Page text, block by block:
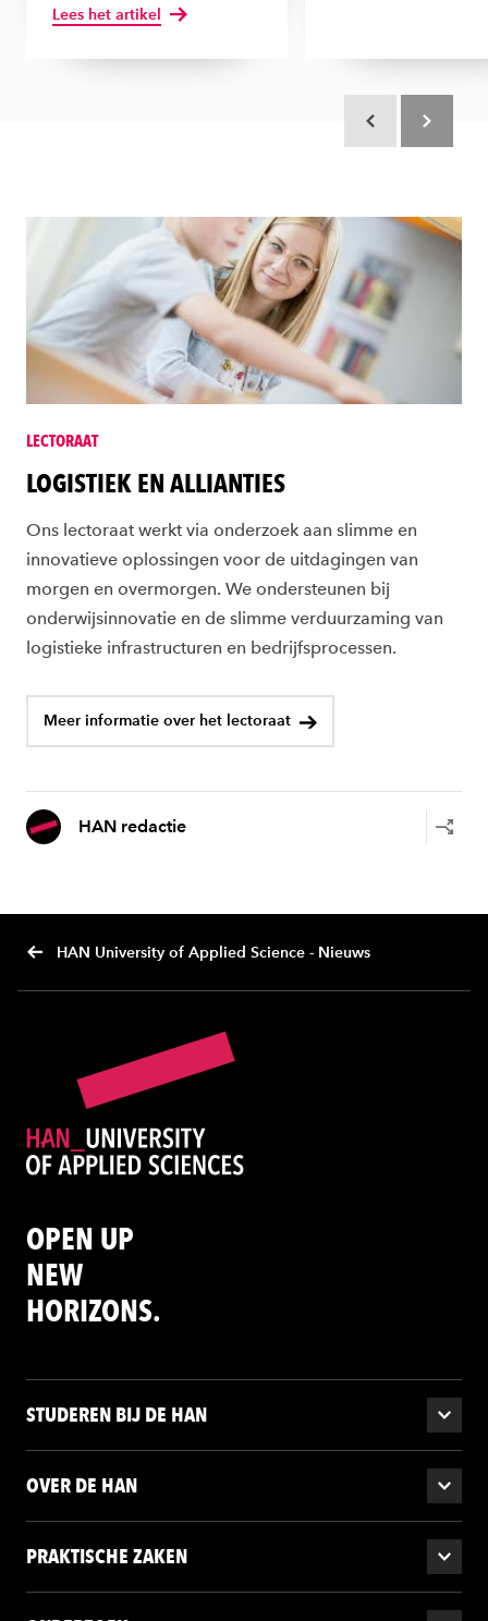
Lees het artikel
LECTORAAT
LOGISTIEK EN ALLIANTIES
Ons lectoraat werkt via onderzoek aan slimme en
innovatieve oplossingen voor de uitdagingen van
morgen en overmorgen. We ondersteunen bij
onderwijsinnovatie en de slimme verduurzaming van
logistieke infrastructuren en bedrijfsprocessen.
Meer informatie over het lectoraat
HAN redactie
HAN University of Applied Science - Nieuws
OPEN UP
NEW
HORIZONS.
STUDEREN BIJ DE HAN
OVER DE HAN
PRAKTISCHE ZAKEN